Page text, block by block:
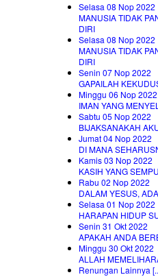
Selasa 08 Nop 2022
MANUSIA TIDAK
DIRI
Selasa 08 Nop 2022
MANUSIA TIDAK
DIRI
Senin 07 Nop 2022
GAPAILAH
Minggu 06 Nop 2022
IMAN YANG
Sabtu 05 Nop 2022
BIJAKSANAKAH
Jumat 04 Nop 2022
DI MANA
Kamis 03 Nop 2022
KASIH YANG
Rabu 02 Nop 2022
DALAM YESUS,
Selasa 01 Nop 2022
HARAPAN HIDUP
Senin 31 Okt 2022
APAKAH ANDA
Minggu 30 Okt 2022
ALLAH
Renungan Lainnya